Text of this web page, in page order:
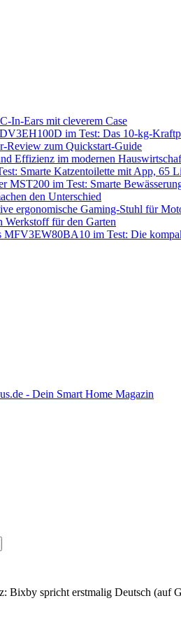
In-Ears mit cleverem Case
im Test: Das 10-kg-
Review zum Quickstart-Guide
Effizienz im modernen
Smarte Katzentoilette mit App, 65
MST200 im Test: Smarte
den Unterschied
ergonomische Gaming-Stuhl für
Werkstoff für den Garten
MFV3EW80BA10 im Test: Die
Bixby spricht erstmalig Deutsch (auf